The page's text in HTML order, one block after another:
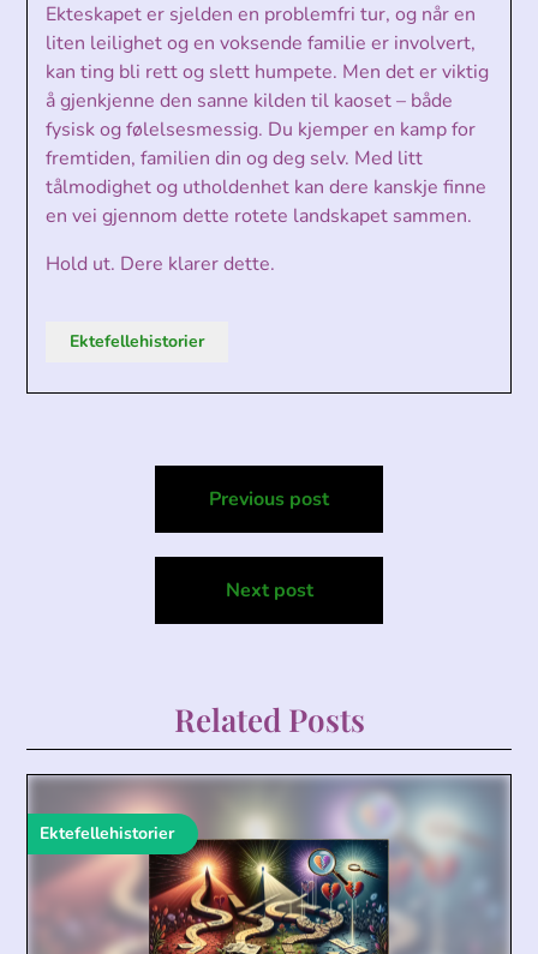
Ekteskapet er sjelden en problemfri tur, og når en
liten leilighet og en voksende familie er involvert,
kan ting bli rett og slett humpete. Men det er viktig
å gjenkjenne den sanne kilden til kaoset – både
fysisk og følelsesmessig. Du kjemper en kamp for
fremtiden, familien din og deg selv. Med litt
tålmodighet og utholdenhet kan dere kanskje finne
en vei gjennom dette rotete landskapet sammen.
Hold ut. Dere klarer dette.
Ektefellehistorier
navigation
Previous post
Next post
Related Posts
Ektefellehistorier